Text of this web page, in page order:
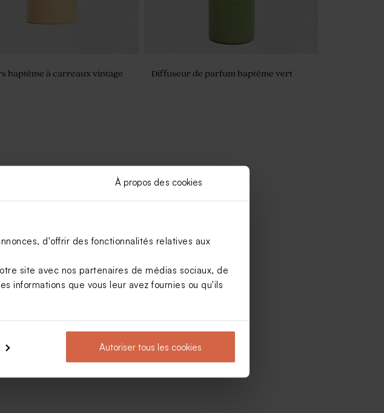
À propos des cookies
d'offrir des fonctionnalités relatives aux
site avec nos partenaires de médias sociaux, de
informations que vous leur avez fournies ou qu'ils
Autoriser tous les cookies
baptême à carreaux vintage Diffuseur de parfum baptême vert